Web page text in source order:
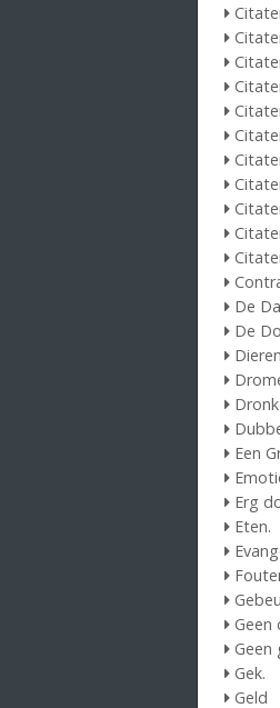
De
De
Een
Erg
Eten.
Geen
Geen
Gek.
Geld